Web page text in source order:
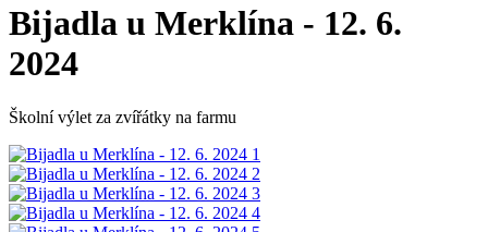
Bijadla u Merklína - 12. 6.
2024
Školní výlet za zvířátky na farmu